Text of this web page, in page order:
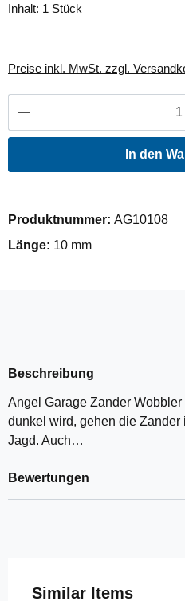
Inhalt: 1 Stück
Preise inkl. MwSt. zzgl.
Produkt Anzahl: Gib
In den
Produktnummer: AG10108
Länge: 10 mm
Beschreibung
Angel Garage Zander
dunkel wird, gehen die Zander
Jagd. Auch…
Bewertungen
Produktgalerie überspringen
Similar Items